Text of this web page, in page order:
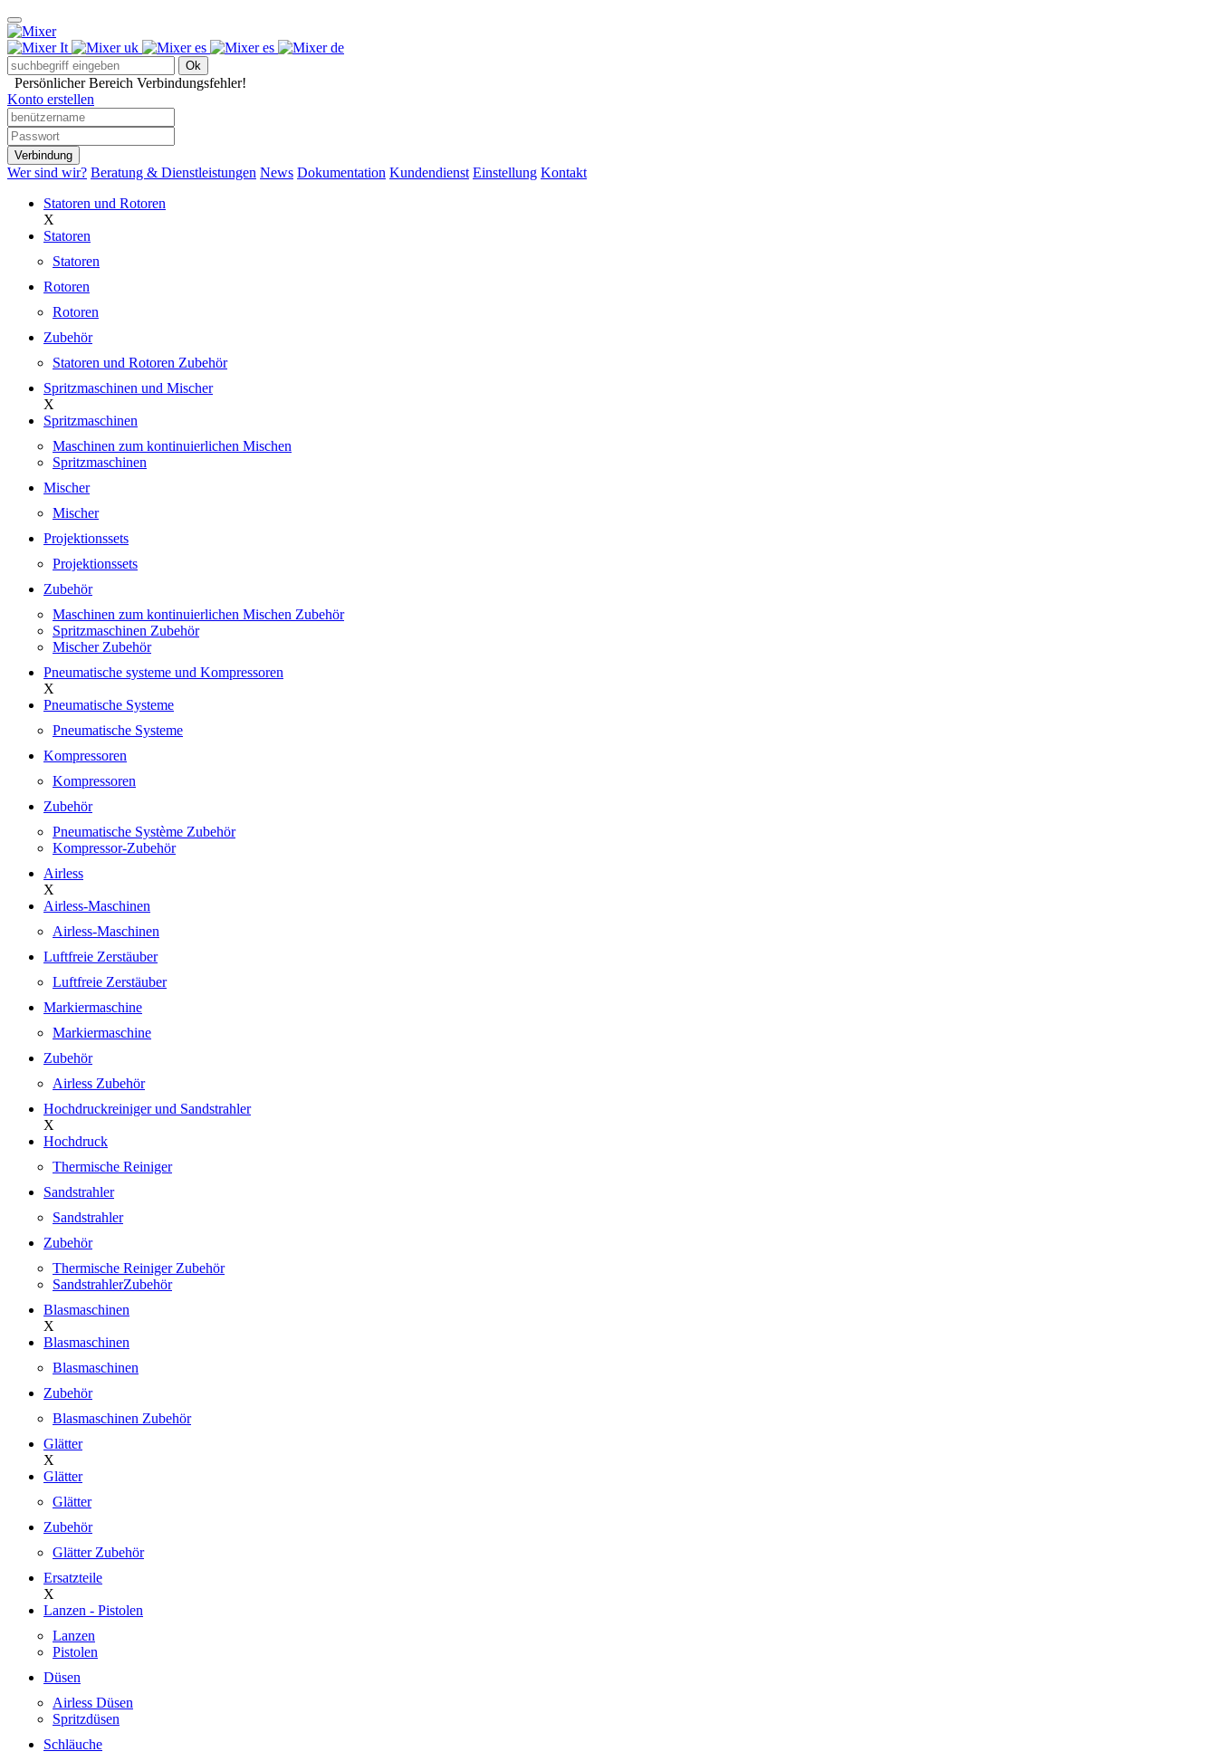
Ok
Persönlicher Bereich Verbindungsfehler!
Konto erstellen
Verbindung
Wer sind wir? Beratung & Dienstleistungen News Dokumentation Kundendienst Einstellung Kontakt
Statoren und Rotoren
X
Statoren
Statoren
Rotoren
Rotoren
Zubehör
Statoren und Rotoren Zubehör
Spritzmaschinen und Mischer
X
Spritzmaschinen
Maschinen zum kontinuierlichen Mischen
Spritzmaschinen
Mischer
Mischer
Projektionssets
Projektionssets
Zubehör
Maschinen zum kontinuierlichen Mischen Zubehör
Spritzmaschinen Zubehör
Mischer Zubehör
Pneumatische systeme und Kompressoren
X
Pneumatische Systeme
Pneumatische Systeme
Kompressoren
Kompressoren
Zubehör
Pneumatische Système Zubehör
Kompressor-Zubehör
Airless
X
Airless-Maschinen
Airless-Maschinen
Luftfreie Zerstäuber
Luftfreie Zerstäuber
Markiermaschine
Markiermaschine
Zubehör
Airless Zubehör
Hochdruckreiniger und Sandstrahler
X
Hochdruck
Thermische Reiniger
Sandstrahler
Sandstrahler
Zubehör
Thermische Reiniger Zubehör
SandstrahlerZubehör
Blasmaschinen
X
Blasmaschinen
Blasmaschinen
Zubehör
Blasmaschinen Zubehör
Glätter
X
Glätter
Glätter
Zubehör
Glätter Zubehör
Ersatzteile
X
Lanzen - Pistolen
Lanzen
Pistolen
Düsen
Airless Düsen
Spritzdüsen
Schläuche